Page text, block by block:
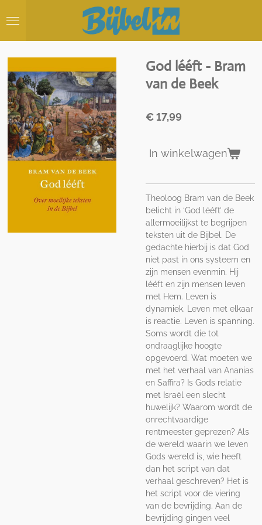
direct
hoofdinhoud
God lééft - Bram
van de Beek
€ 17,99
In winkelwagen
Theoloog Bram van de Beek
belicht in ‘God lééft’ de
allermoeilijkst te begrijpen
teksten uit de Bijbel. De
gedachte hierbij is dat God
niet past in ons systeem en
zijn mensen evenmin. Hij
lééft en zijn mensen leven
met Hem. Leven is
dynamiek. Leven met elkaar
is reactie. Leven is spanning.
Soms wordt die tot
ondraaglijke hoogte
opgevoerd. Wat moeten we
met het verhaal van Ananias
en Saffira? Is Gods relatie
met Israël een slecht
huwelijk? Waarom wordt de
onrechtvaardige
rentmeester geprezen? Als
de wereld waarin we leven
Gods wereld is, wie heeft
dan het script van dat
verhaal geschreven? Het is
het script voor de viering
van de bevrijding. Aan de
bevrijding gingen veel